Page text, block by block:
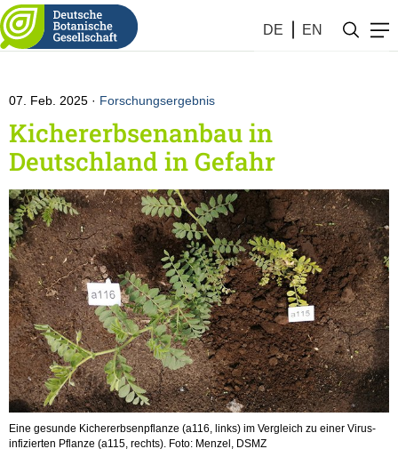
DE EN
Botanik KW #6 (2025)
07. Feb. 2025 Forschungsergebnis
Kichererbsenanbau in
Deutschland in Gefahr
Eine gesunde Kichererbsenpflanze (a116, links) im Vergleich zu einer Virus-
infizierten Pflanze (a115, rechts). Foto: Menzel, DSMZ